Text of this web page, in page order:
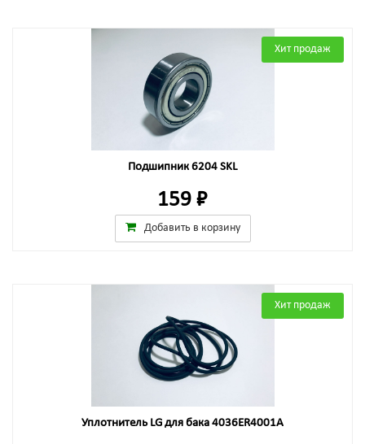
Хит продаж
Подшипник 6204 SKL
159 ₽
Добавить в корзину
Хит продаж
Уплотнитель LG для бака 4036ER4001A